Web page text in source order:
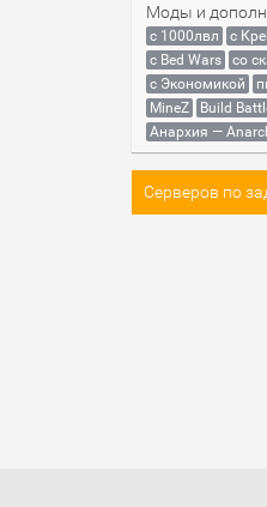
Моды и
с 1000лвл c
с Bed Wars
со
с Экономикой
MineZ
Build
Анархия —
Серверов по